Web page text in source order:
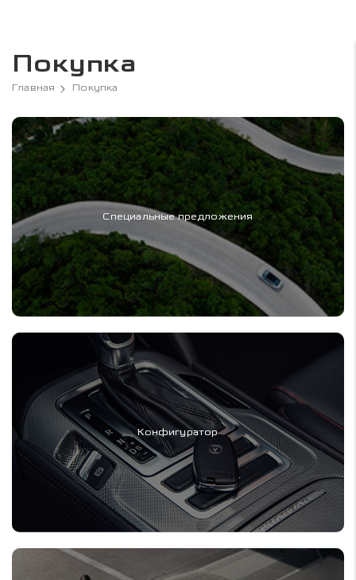
Покупка
Главная Покупка
Специальные предложения
Конфигуратор